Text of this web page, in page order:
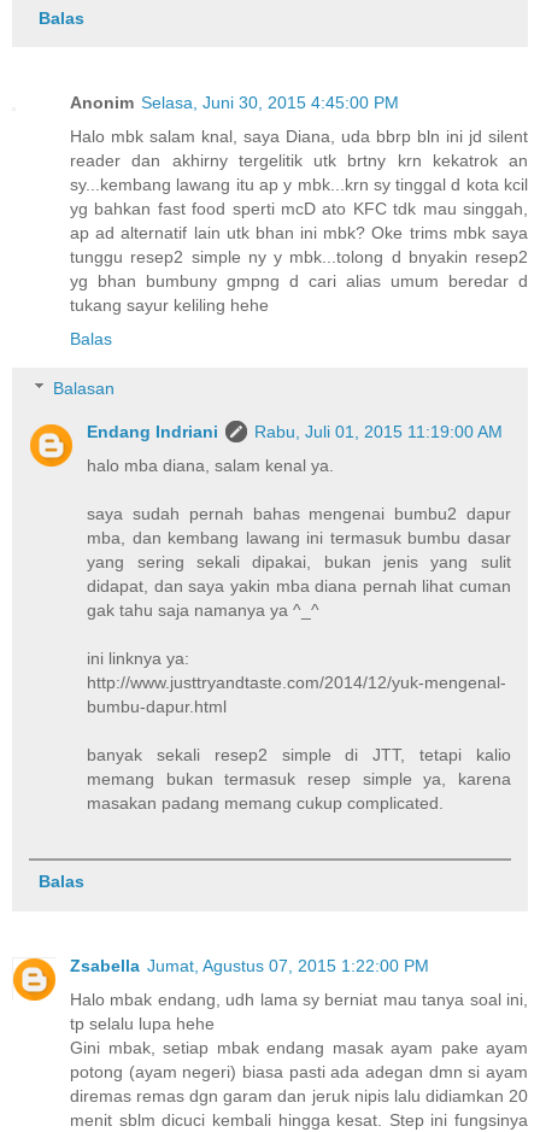
Balas
Anonim Selasa, Juni 30, 2015 4:45:00 PM
Halo mbk salam knal, saya Diana, uda bbrp bln ini jd silent
reader dan akhirny tergelitik utk brtny krn kekatrok an
sy...kembang lawang itu ap y mbk...krn sy tinggal d kota kcil
yg bahkan fast food sperti mcD ato KFC tdk mau singgah,
ap ad alternatif lain utk bhan ini mbk? Oke trims mbk saya
tunggu resep2 simple ny y mbk...tolong d bnyakin resep2
yg bhan bumbuny gmpng d cari alias umum beredar d
tukang sayur keliling hehe
Balas
Balasan
Endang Indriani
Rabu, Juli 01, 2015 11:19:00 AM
halo mba diana, salam kenal ya.
saya sudah pernah bahas mengenai bumbu2 dapur
mba, dan kembang lawang ini termasuk bumbu dasar
yang sering sekali dipakai, bukan jenis yang sulit
didapat, dan saya yakin mba diana pernah lihat cuman
gak tahu saja namanya ya ^_^
ini linknya ya:
http://www.justtryandtaste.com/2014/12/yuk-mengenal-
bumbu-dapur.html
banyak sekali resep2 simple di JTT, tetapi kalio
memang bukan termasuk resep simple ya, karena
masakan padang memang cukup complicated.
Balas
Zsabella Jumat, Agustus 07, 2015 1:22:00 PM
Halo mbak endang, udh lama sy berniat mau tanya soal ini,
tp selalu lupa hehe
Gini mbak, setiap mbak endang masak ayam pake ayam
potong (ayam negeri) biasa pasti ada adegan dmn si ayam
diremas remas dgn garam dan jeruk nipis lalu didiamkan 20
menit sblm dicuci kembali hingga kesat. Step ini fungsinya